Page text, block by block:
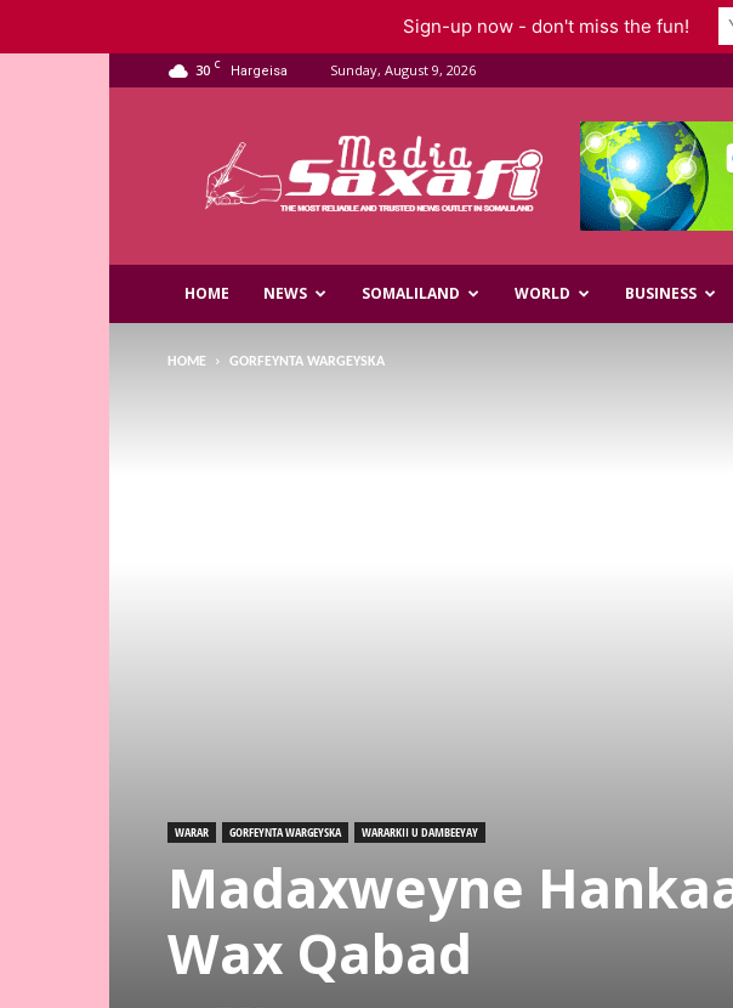
30 C Hargeisa Sunday, August 9, 2026
Media
HOME NEWS SOMALILAND WORLD BUSINESS
HOME GORFEYNTA WARGEYSKA
WARAR GORFEYNTA WARGEYSKA WARARKII U DAMBEEYAY
Madaxweyne
Wax Qabad
Sign-up now - don't miss the fun!